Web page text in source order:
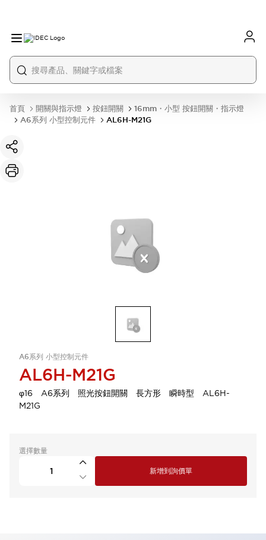
首頁 開關與指示燈 按鈕開關
16mm・小型 按鈕開關・指示燈
A6系列 小型控制元件
AL6H-M21G
A6系列 小型控制元件
AL6H-M21G
φ16 A6系列 照光按鈕開關 長方形 瞬時型 AL6H-
M21G
選擇數量
新增到詢價單